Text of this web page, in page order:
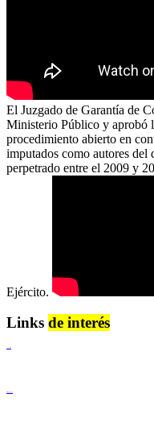
El Juzgado de Garantía de
Ministerio Público y aprobó
procedimiento abierto en
imputados como autores
perpetrado entre el 2009 y
Ejército.
Links de interés